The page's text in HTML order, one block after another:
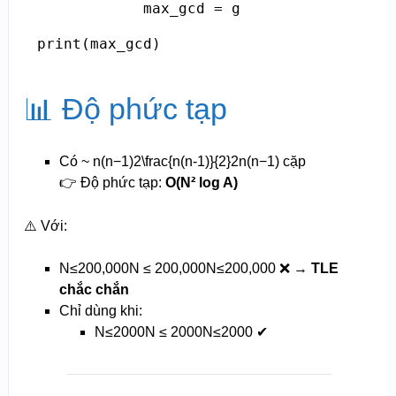
            max_gcd = g
print(max_gcd)
📊 Độ phức tạp
Có ~ n(n−1)2\frac{n(n-1)}{2}2n(n−1)cặp
👉 Độ phức tạp: O(N² log A)
⚠️ Với:
N≤200,000N ≤ 200,000N≤200,000❌ → TLE
chắc chắn
Chỉ dùng khi:
N≤2000N ≤ 2000N≤2000✔